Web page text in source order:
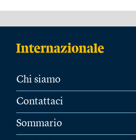
Chi siamo
Contattaci
Sommario